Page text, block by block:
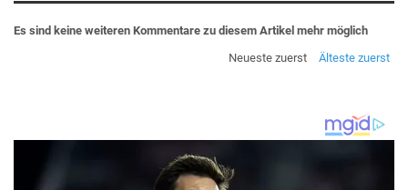
Es sind keine weiteren Kommentare zu diesem Artikel mehr möglich
Neueste zuerst
Älteste zuerst